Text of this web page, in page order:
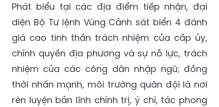
Phát biểu tại các địa điểm tiếp nhận, đại
diện Bộ Tư lệnh Vùng Cảnh sát biển 4 đánh
giá cao tinh thần trách nhiệm của cấp ủy,
chính quyền địa phương và sự nỗ lực, trách
nhiệm của các công dân nhập ngũ; đồng
thời nhấn mạnh, môi trường quân đội là nơi
rèn luyện bản lĩnh chính trị, ý chí, tác phong